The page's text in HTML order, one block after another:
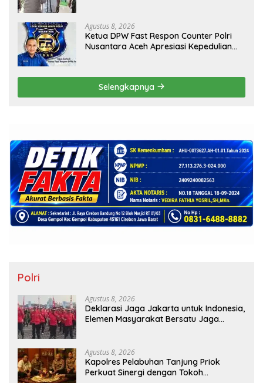
Agustus 8, 2026
Ketua DPW Fast Respon Counter Polri
Nusantara Aceh Apresiasi Kepedulian
Selengkapnya
Polri
Agustus 8, 2026
Deklarasi Jaga Jakarta untuk Indonesia,
Elemen Masyarakat Bersatu Jaga
Agustus 8, 2026
Kapolres Pelabuhan Tanjung Priok
Perkuat Sinergi dengan Tokoh